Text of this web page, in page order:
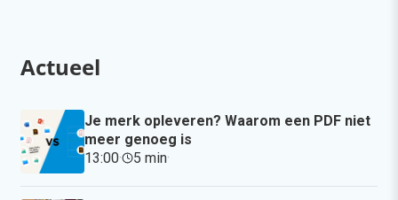
Actueel
Je merk opleveren? Waarom een PDF niet
meer genoeg is
13:00· 5 min·